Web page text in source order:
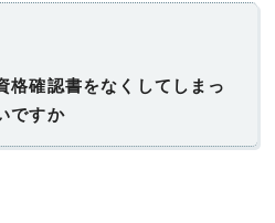
格確認書をなくしてしまっ
ですか